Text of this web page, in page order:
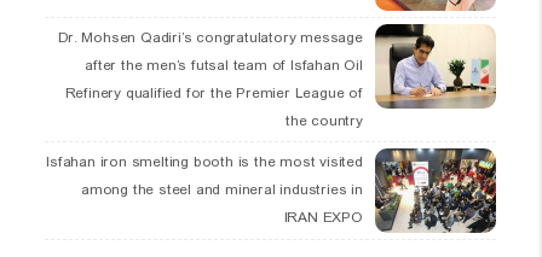
Dr. Mohsen Qadiri’s congratulatory message
after the men’s futsal team of Isfahan Oil
Refinery qualified for the Premier League of
the country
Isfahan iron smelting booth is the most visited
among the steel and mineral industries in
IRAN EXPO